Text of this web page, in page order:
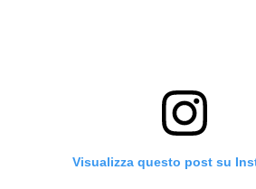
Visualizza questo post su